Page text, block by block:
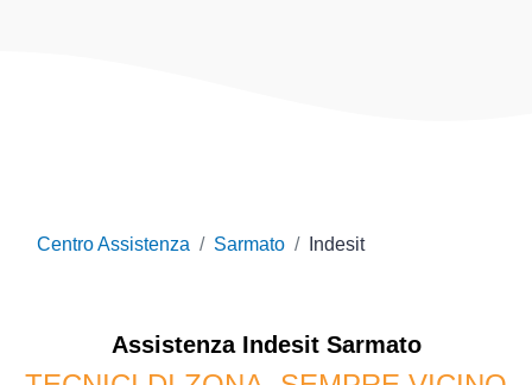
Centro Assistenza Sarmato Indesit
Assistenza IndesitSarmato